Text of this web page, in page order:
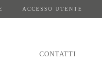
ACCESSO UTENTE
CONTATTI